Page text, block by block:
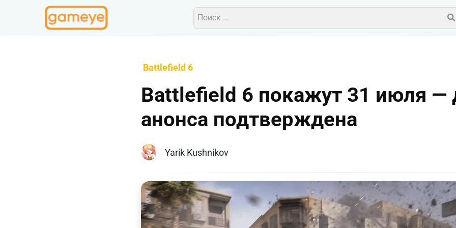
Battlefield 6
Battlefield 6 покажут 31 июля —
анонса подтверждена
Yarik Kushnikov